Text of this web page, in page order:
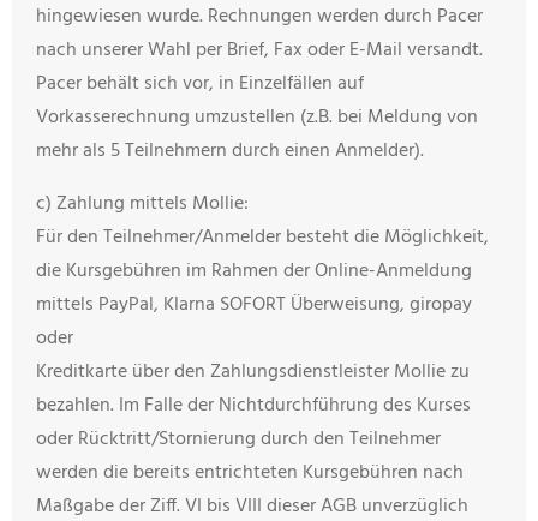
hingewiesen wurde. Rechnungen werden durch Pacer
nach unserer Wahl per Brief, Fax oder E-Mail versandt.
Pacer behält sich vor, in Einzelfällen auf
Vorkasserechnung umzustellen (z.B. bei Meldung von
mehr als 5 Teilnehmern durch einen Anmelder).
c) Zahlung mittels Mollie:
Für den Teilnehmer/Anmelder besteht die Möglichkeit,
die Kursgebühren im Rahmen der Online-Anmeldung
mittels PayPal, Klarna SOFORT Überweisung, giropay
oder
Kreditkarte über den Zahlungsdienstleister Mollie zu
bezahlen. Im Falle der Nichtdurchführung des Kurses
oder Rücktritt/Stornierung durch den Teilnehmer
werden die bereits entrichteten Kursgebühren nach
Maßgabe der Ziff. VI bis VIII dieser AGB unverzüglich